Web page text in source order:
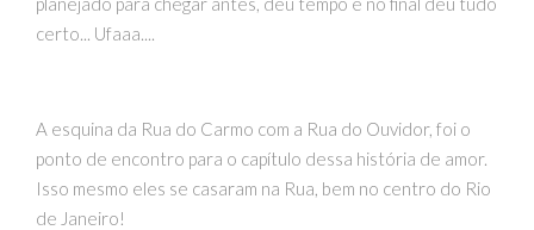
certo... Ufaaa....
A esquina da Rua do Carmo com a Rua do Ouvidor, foi o
ponto de encontro para o capítulo dessa história de amor.
Isso mesmo eles se casaram na Rua, bem no centro do Rio
de Janeiro!